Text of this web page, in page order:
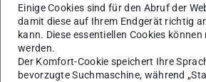
INHALTE
Einführung in SMED (Single Minute
SMED-Simulation
Durchführung der Methode an
Einige Cookies sind für den Abruf der
damit diese auf Ihrem Endgerät richtig
kann. Diese essentiellen Cookies
werden.
Der Komfort-Cookie speichert Ihre
bevorzugte Suchmaschine, während